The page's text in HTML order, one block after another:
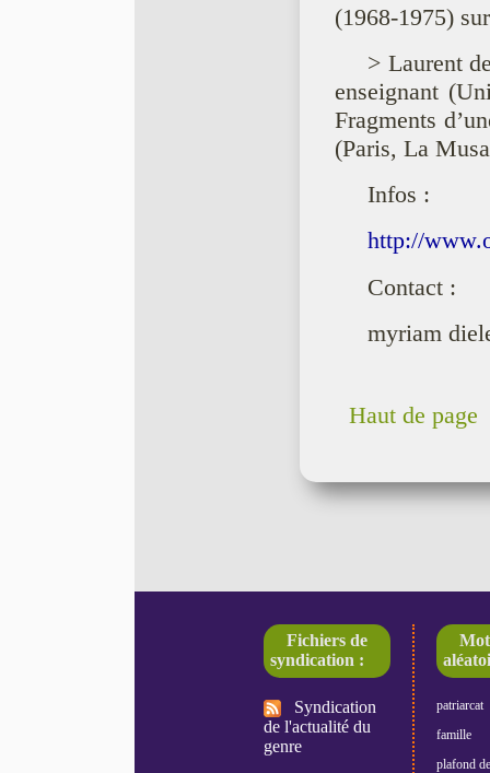
(1968-1975)
> Laurent
enseignant
Fragments
(Paris, La
Infos :
http://
Contact :
myriam
Haut de page
Fichiers de
syndication :
Syndication
de l'actualité du
genre
patriarcat
famille
plafond